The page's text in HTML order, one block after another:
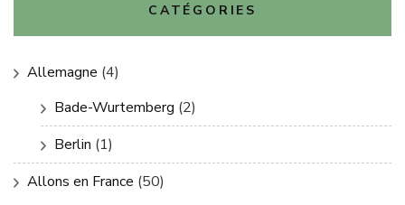
CATÉGORIES
Allemagne (4)
Bade-Wurtemberg (2)
Berlin (1)
Allons en France (50)